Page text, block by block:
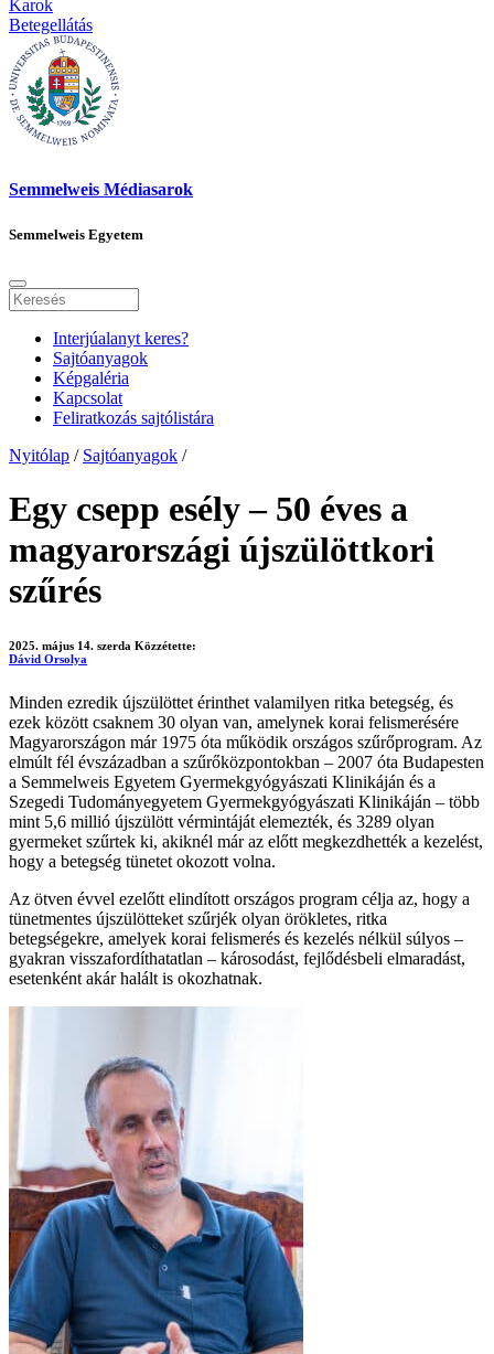
Karok
Betegellátás
Semmelweis Médiasarok
Semmelweis Egyetem
Interjúalanyt keres?
Sajtóanyagok
Képgaléria
Kapcsolat
Feliratkozás sajtólistára
Nyitólap / Sajtóanyagok /
Egy csepp esély – 50 éves a
magyarországi újszülöttkori
szűrés
2025. május 14. szerda Közzétette:
Dávid Orsolya
Minden ezredik újszülöttet érinthet valamilyen ritka betegség, és
ezek között csaknem 30 olyan van, amelynek korai felismerésére
Magyarországon már 1975 óta működik országos szűrőprogram. Az
elmúlt fél évszázadban a szűrőközpontokban – 2007 óta Budapesten
a Semmelweis Egyetem Gyermekgyógyászati Klinikáján és a
Szegedi Tudományegyetem Gyermekgyógyászati Klinikáján – több
mint 5,6 millió újszülött vérmintáját elemezték, és 3289 olyan
gyermeket szűrtek ki, akiknél már az előtt megkezdhették a kezelést,
hogy a betegség tünetet okozott volna.
Az ötven évvel ezelőtt elindított országos program célja az, hogy a
tünetmentes újszülötteket szűrjék olyan örökletes, ritka
betegségekre, amelyek korai felismerés és kezelés nélkül súlyos –
gyakran visszafordíthatatlan – károsodást, fejlődésbeli elmaradást,
esetenként akár halált is okozhatnak.